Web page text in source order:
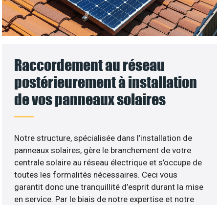
Raccordement au réseau
postérieurement à installation
de vos panneaux solaires
Notre structure, spécialisée dans l’installation de
panneaux solaires, gère le branchement de votre
centrale solaire au réseau électrique et s’occupe de
toutes les formalités nécessaires. Ceci vous
garantit donc une tranquillité d’esprit durant la mise
en service. Par le biais de notre expertise et notre